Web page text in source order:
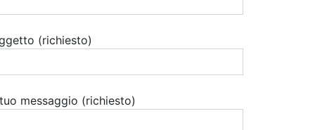
(richiesto)
messaggio (richiesto)